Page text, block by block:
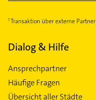
Transaktion über externe Partner
Dialog & Hilfe
Ansprechpartner
Häufige Fragen
Übersicht aller Städte